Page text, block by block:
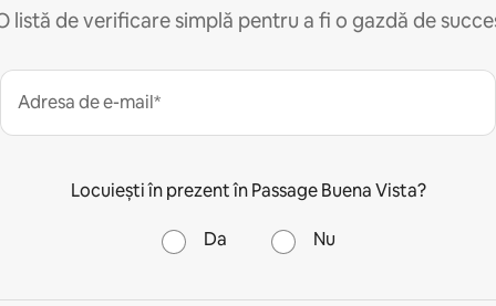
listă de verificare simplă pentru a fi o gazdă de
Adresa de e-mail*
Locuiești în prezent în Passage Buena Vista?
Da Nu